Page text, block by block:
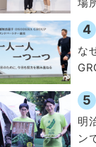
4
な
5
明
ン